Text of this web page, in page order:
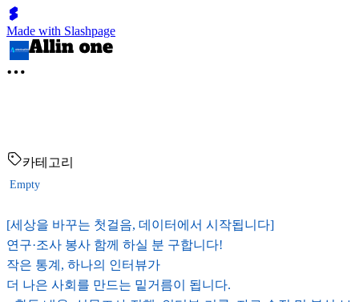
Made with Slashpage
카테고리
Empty
[세상을 바꾸는 첫걸음, 데이터에서 시작됩니다]
연구·조사 봉사 함께 하실 분 구합니다!
작은 통계, 하나의 인터뷰가
더 나은 사회를 만드는 밑거름이 됩니다.